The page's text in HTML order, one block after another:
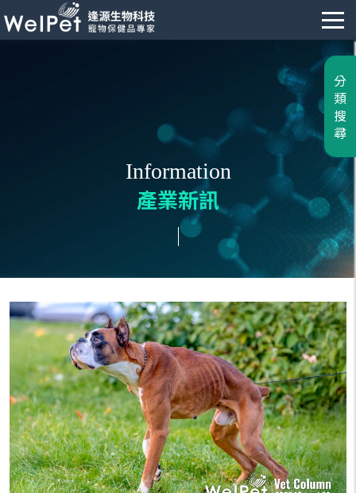
Information
產業新訊
分
類
搜
尋